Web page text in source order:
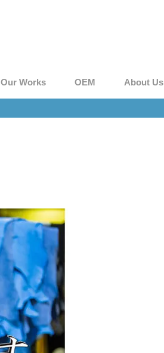
Our Works OEM About Us